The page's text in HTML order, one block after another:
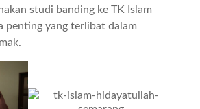
studi banding ke TK Islam
penting yang terlibat dalam